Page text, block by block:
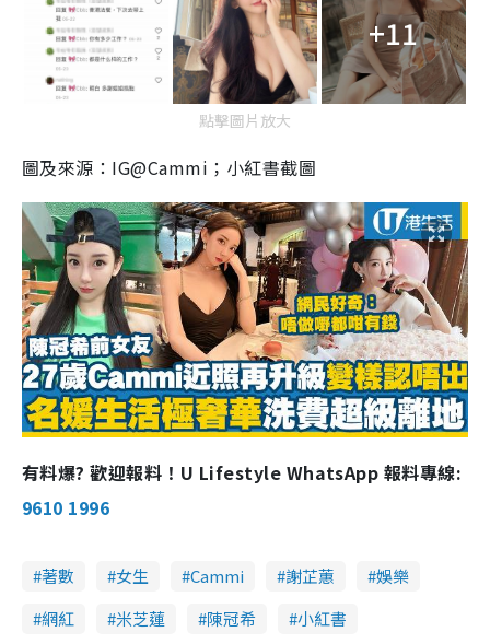
+11
點擊圖片放大
圖及來源：IG@Cammi；小紅書截圖
有料爆? 歡迎報料！U Lifestyle WhatsApp 報料專線:
9610 1996
著數 女生 Cammi 謝芷蕙
娛樂
網紅
米芝蓮 陳冠希
小紅書